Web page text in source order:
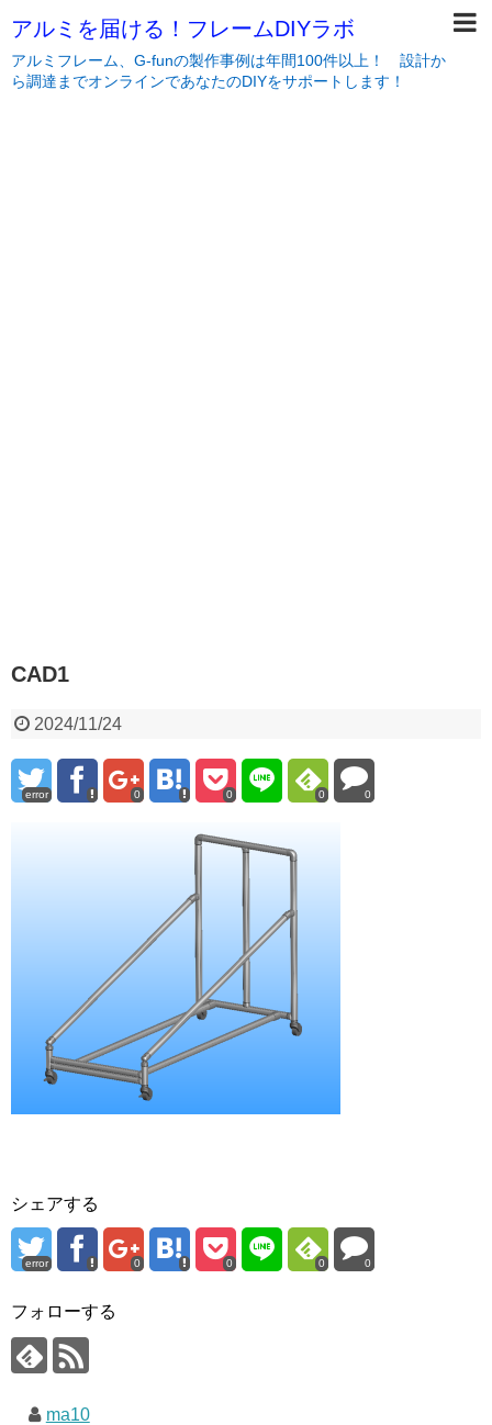
アルミを届ける！フレームDIYラボ
アルミフレーム、G-funの製作事例は年間100件以上！ 設計か
ら調達までオンラインであなたのDIYをサポートします！
CAD1
2024/11/24
error 0 0 0 0
シェアする
error 0 0 0 0
フォローする
ma10